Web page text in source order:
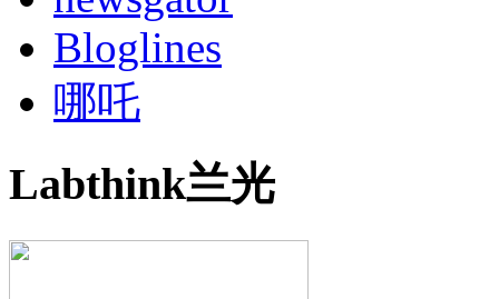
Bloglines
哪吒
Labthink兰光